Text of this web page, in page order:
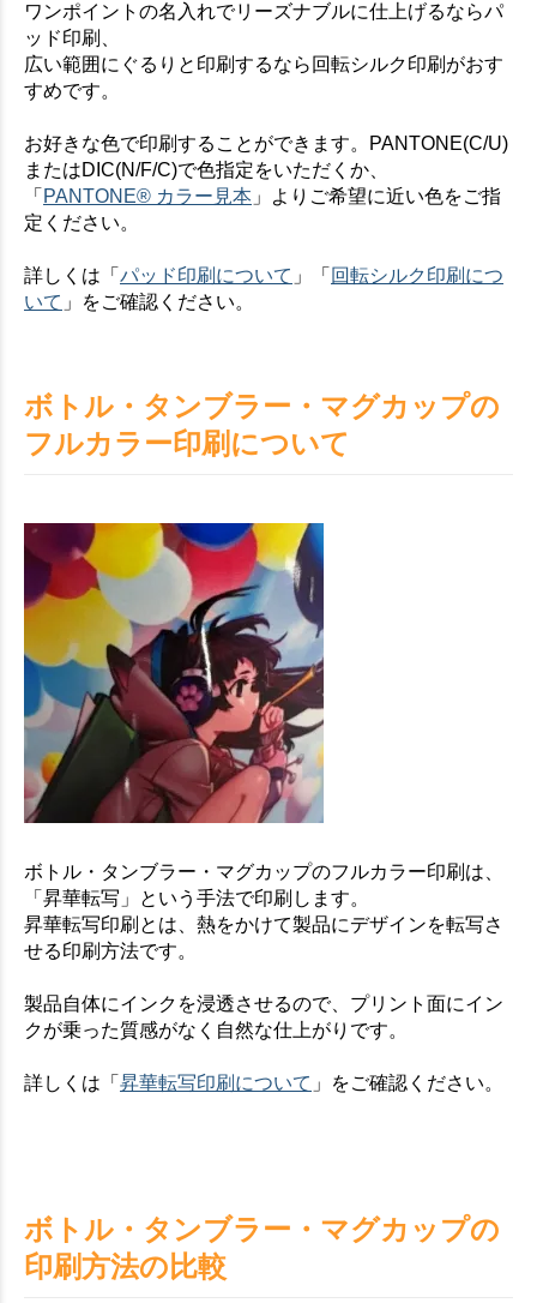
お買い物を続ける カートへ進む
ワンポイントの名入れでリーズナブルに仕上げるならパ
ッド印刷、
広い範囲にぐるりと印刷するなら回転シルク印刷がおす
すめです。
お好きな色で印刷することができます。PANTONE(C/U)
またはDIC(N/F/C)で色指定をいただくか、
「 PANTONE® カラー見本 」よりご希望に近い色をご指
定ください。
詳しくは「 パッド印刷について 」「 回転シルク印刷につ
いて 」をご確認ください。
ボトル・タンブラー・マグカップの
フルカラー印刷について
ボトル・タンブラー・マグカップのフルカラー印刷は、
「昇華転写」という手法で印刷します。
昇華転写印刷とは、熱をかけて製品にデザインを転写さ
せる印刷方法です。
製品自体にインクを浸透させるので、プリント面にイン
クが乗った質感がなく自然な仕上がりです。
詳しくは「 昇華転写印刷について 」をご確認ください。
ボトル・タンブラー・マグカップの
印刷方法の比較